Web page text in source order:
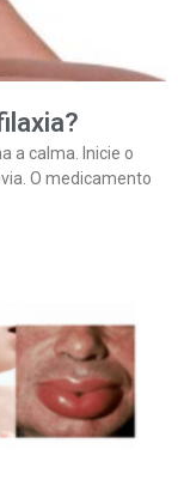
a calma. Inicie o
O medicamento